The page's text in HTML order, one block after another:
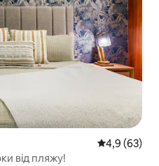
Середня
4,9 (63)
від пляжу!